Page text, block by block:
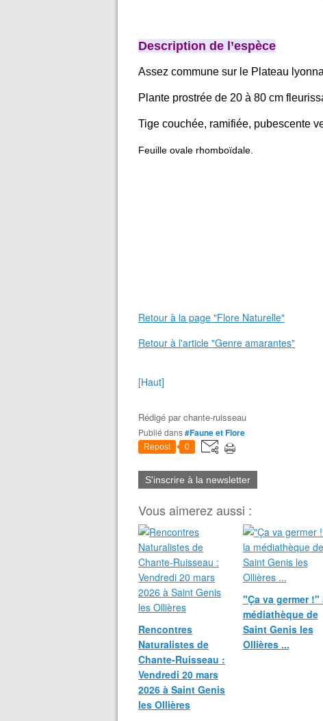
Description de l’espèce
Assez commune sur le Plateau
Plante prostrée de 20 à 80 cm
Tige couchée, ramifiée, pubescente
Feuille ovale rhomboïdale.
Retour à la page "Flore Naturelle"
Retour à l'article "Genre amarantes"
[Haut]
Rédigé parchante-ruisseau
Publié dans#Faune et Flore
Repost 0
S'inscrire à la newsletter
Vous aimerez aussi :
Rencontres
Naturalistes de
Chante-Ruisseau :
Vendredi 20 mars
2026 à Saint Genis
les Ollières
"Ça va germer !"
médiathèque de
Saint Genis les
Ollières ...